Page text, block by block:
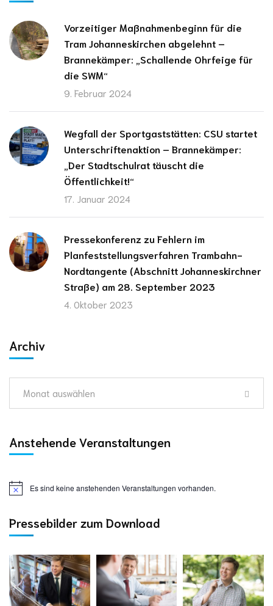
Vorzeitiger Maßnahmenbeginn für die
Tram Johanneskirchen abgelehnt –
Brannekämper: „Schallende Ohrfeige für
die SWM“
9. Februar 2024
Wegfall der Sportgaststätten: CSU startet
Unterschriftenaktion – Brannekämper:
„Der Stadtschulrat täuscht die
Öffentlichkeit!“
17. Januar 2024
Pressekonferenz zu Fehlern im
Planfeststellungsverfahren Trambahn-
Nordtangente (Abschnitt Johanneskirchner
Straße) am 28. September 2023
4. Oktober 2023
Archiv
Monat auswählen
Anstehende Veranstaltungen
Es sind keine anstehenden Veranstaltungen vorhanden.
Pressebilder zum Download